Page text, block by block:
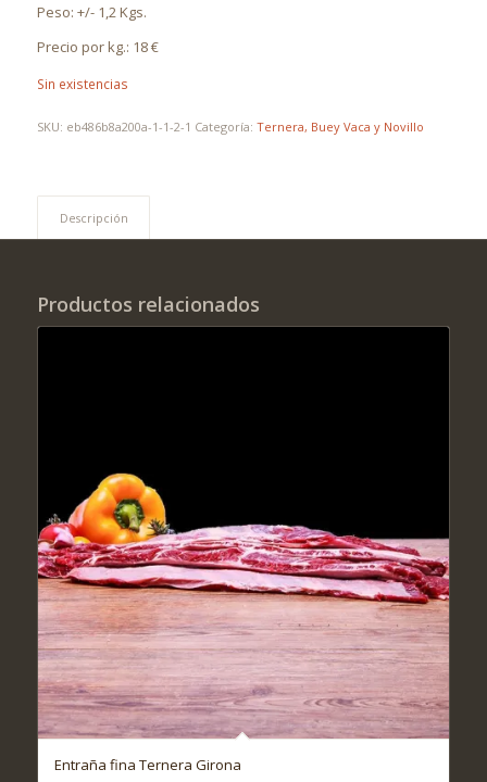
Peso: +/- 1,2 Kgs.
Precio por kg.: 18 €
Sin existencias
SKU: eb486b8a200a-1-1-2-1 Categoría: Ternera, Buey Vaca y Novillo
Descripción
Productos relacionados
Entraña fina Ternera Girona